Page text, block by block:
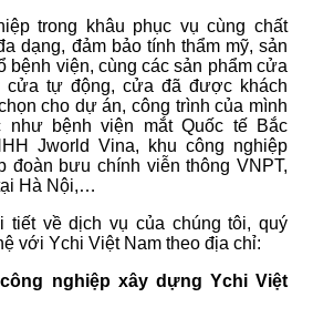
trong khâu phục vụ cùng chất
dạng, đảm bảo tính thẩm mỹ, sản
bệnh viện, cùng các sản phẩm cửa
cửa tự động, cửa đã được khách
cho dự án, công trình của mình
như bệnh viện mắt Quốc tế Bắc
Jworld Vina, khu công nghiệp
đoàn bưu chính viễn thông VNPT,
Hà Nội,…
về dịch vụ của chúng tôi, quý
với Ychi Việt Nam theo địa chỉ:
nghiệp xây dựng Ychi Việt